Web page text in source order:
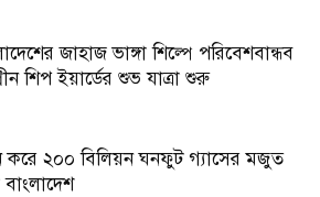
জাহাজ ভাঙ্গা শিল্পে পরিবেশবান্ধব
শিপ ইয়ার্ডের শুভ যাত্রা শুরু
করে ২০০ বিলিয়ন ঘনফুট গ্যাসের মজুত